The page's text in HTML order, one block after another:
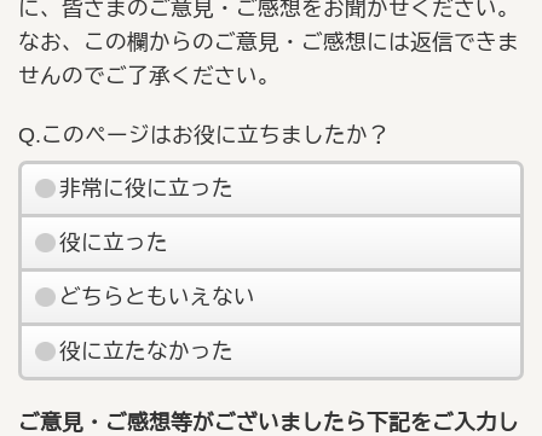
に、皆さまのご意見・ご感想をお聞かせください。
なお、この欄からのご意見・ご感想には返信できま
せんのでご了承ください。
Q.このページはお役に立ちましたか？
非常に役に立った
役に立った
どちらともいえない
役に立たなかった
ご意見・ご感想等がございましたら下記をご入力し